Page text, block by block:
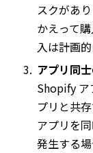
スクがあ
かえって
入は計画
アプリ同
Shopify ア
プリと共
アプリを
発生する